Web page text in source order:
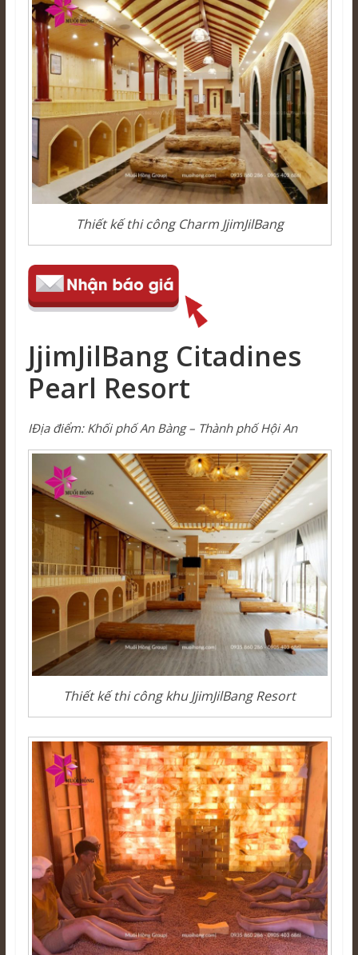
Thiết kế thi công Charm JjimJilBang
JjimJilBang Citadines
Pearl Resort
ΙĐịa điểm: Khối phố An Bàng – Thành phố Hội An
Thiết kế thi công khu JjimJilBang Resort